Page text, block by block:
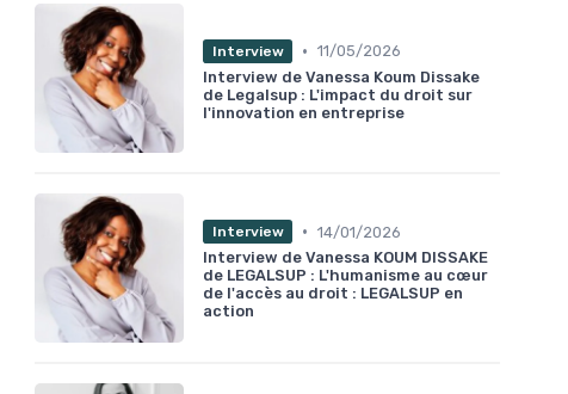
Interview • 11/05/2026
Interview de Vanessa Koum Dissake
de Legalsup : L'impact du droit sur
l'innovation en entreprise
Interview • 14/01/2026
Interview de Vanessa KOUM DISSAKE
de LEGALSUP : L'humanisme au cœur
de l'accès au droit : LEGALSUP en
action